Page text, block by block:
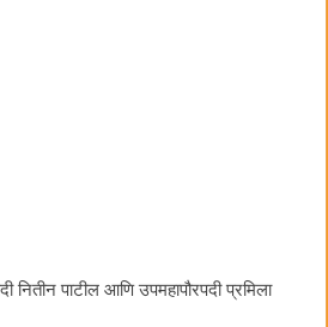
नितीन पाटील आणि उपमहापौरपदी प्रमिला